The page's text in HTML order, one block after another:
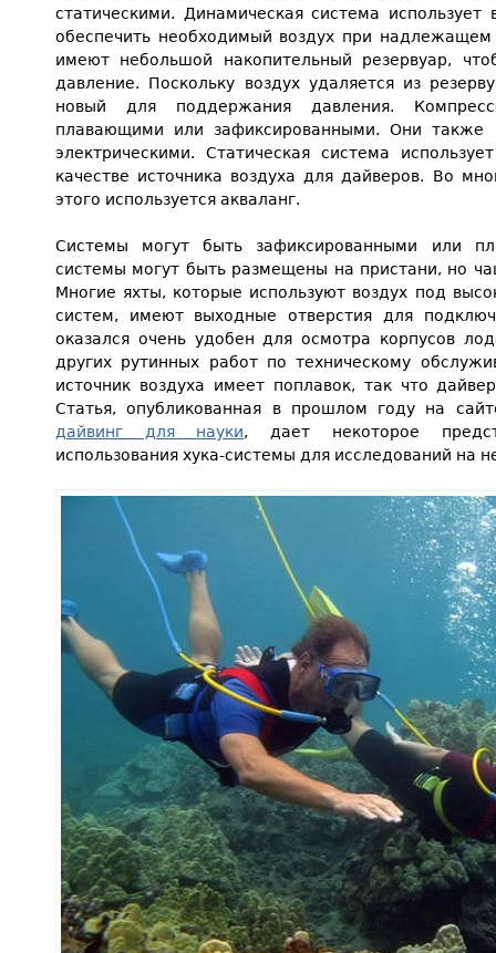
статическими. Динамическая система
обеспечить необходимый воздух при
имеют небольшой накопительный резервуар,
давление. Поскольку воздух удаляется из
новый для поддержания давления.
плавающими или зафиксированными. Они также
электрическими. Статическая система
качестве источника воздуха для дайверов. Во
этого используется акваланг.
Системы могут быть зафиксированными или
системы могут быть размещены на пристани, но
Многие яхты, которые используют воздух под
систем, имеют выходные отверстия для
оказался очень удобен для осмотра корпусов
других рутинных работ по техническому
источник воздуха имеет поплавок, так что
Статья, опубликованная в прошлом году на
дайвинг для науки, дает некоторое
использования хука-системы для исследований на